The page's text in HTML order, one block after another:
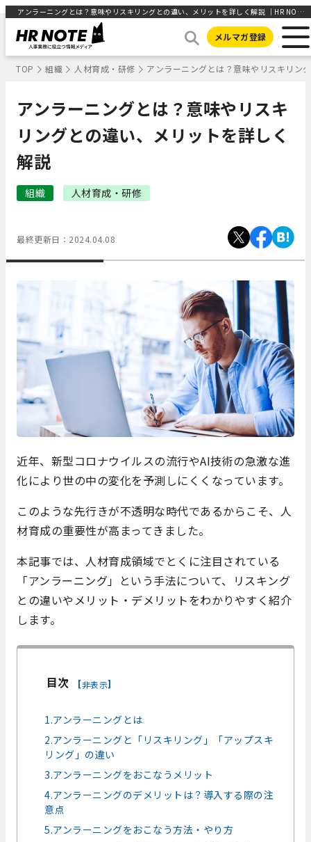
アンラーニングとは？意味やリスキリングとの違い、メリットを詳しく解説 ｜HR NOTE
メルマガ登録
TOP 組織 人材育成・研修 アンラーニングとは？意味やリスキリン
アンラーニングとは？意味やリスキ
リングとの違い、メリットを詳しく
解説
組織 人材育成・研修
最終更新日： 2024.04.08
近年、新型コロナウイルスの流行やAI技術の急激な進
化により世の中の変化を予測しにくくなっています。
このような先行きが不透明な時代であるからこそ、人
材育成の重要性が高まってきました。
本記事では、人材育成領域でとくに注目されている
「アンラーニング」という手法について、リスキング
との違いやメリット・デメリットをわかりやすく紹介
します。
目次 [非表示]
1.アンラーニングとは
2.アンラーニングと「リスキリング」「アップスキ
リング」の違い
3.アンラーニングをおこなうメリット
4.アンラーニングのデメリットは？導入する際の注
意点
5.アンラーニングをおこなう方法・やり方